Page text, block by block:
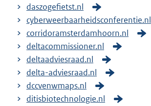
daszogefietst.nl
cyberweerbaarheidsconferentie.nl
corridoramsterdamhoorn.nl
deltacommissioner.nl
deltaadviesraad.nl
delta-adviesraad.nl
dccvenwmaps.nl
ditisbiotechnologie.nl